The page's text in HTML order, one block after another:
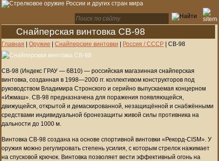
Снайперская винтовка СВ-98
Главная Оружие Снайперские винтовки Россия / СССР СВ-98
СВ-98 (Индекс ГРАУ — 6В10) — российская магазинная снайперская
винтовка, созданная в 1998—2000 гг. коллективом конструкторов под
руководством Владимира Стронского и серийно выпускаемая концерном
«Ижмаш». СВ-98 предназначена для поражения появляющейся,
движущейся, открытой и демаскированной, незащищённой и снабжёнными
средствами индивидуальной бронезащиты живой силы противника на
дальности до 1000 м.
Винтовка СВ-98 создана на основе спортивной винтовки «Рекорд-CISM». У
оружия можно регулировать степень усилия, с которым стрелок нажимает
на спусковой крючок. Винтовка позволяет вести эффективный огонь на